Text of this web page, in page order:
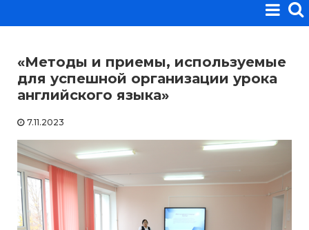
«Методы и приемы, используемые
для успешной организации урока
английского языка»
7.11.2023